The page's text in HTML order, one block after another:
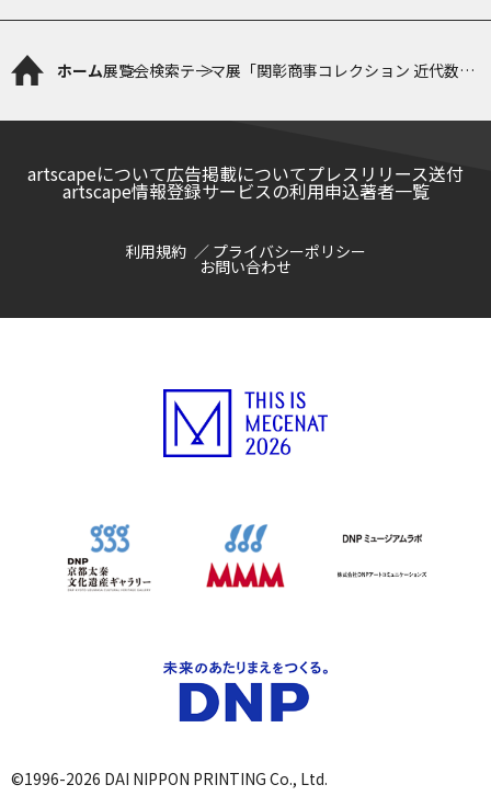
ホーム展覧会検索テーマ展「関彰商事コレクション 近代数寄
の美意識」
artscapeについて広告掲載についてプレスリリース送付
artscape情報登録サービスの利用申込著者一覧
利用規約 プライバシーポリシー
お問い合わせ
©1996-2026 DAI NIPPON PRINTING Co., Ltd.